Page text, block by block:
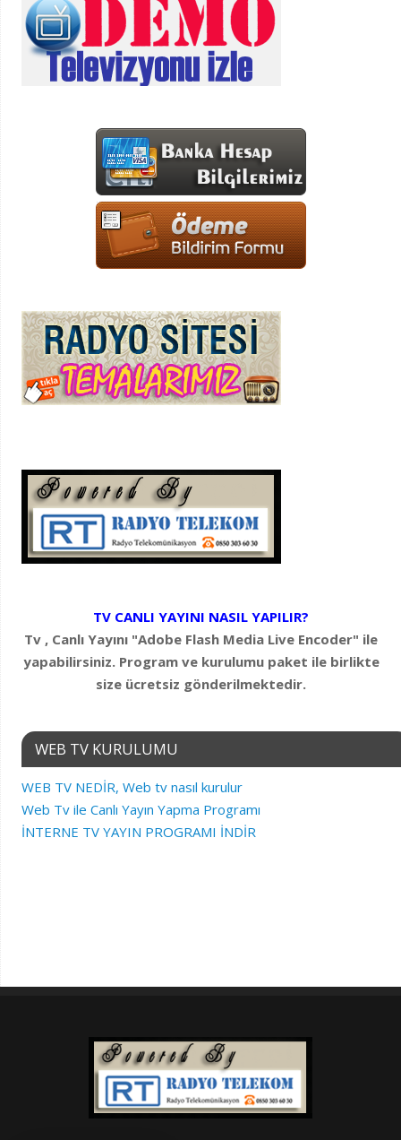
TV CANLI YAYINI NASIL YAPILIR?
Tv , Canlı Yayını "Adobe Flash Media Live Encoder" ile
yapabilirsiniz. Program ve kurulumu paket ile birlikte
size ücretsiz gönderilmektedir.
WEB TV KURULUMU
WEB TV NEDİR, Web tv nasıl kurulur
Web Tv ile Canlı Yayın Yapma Programı
İNTERNE TV YAYIN PROGRAMI İNDİR